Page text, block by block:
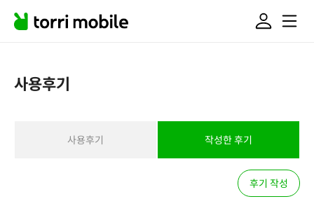
사용후기
사용후기 작성한 후기
후기 작성